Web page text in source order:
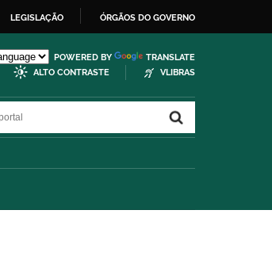
LEGISLAÇÃO ÓRGÃOS DO GOVERNO
POWERED BY
TRANSLATE
ALTO CONTRASTE
VLIBRAS